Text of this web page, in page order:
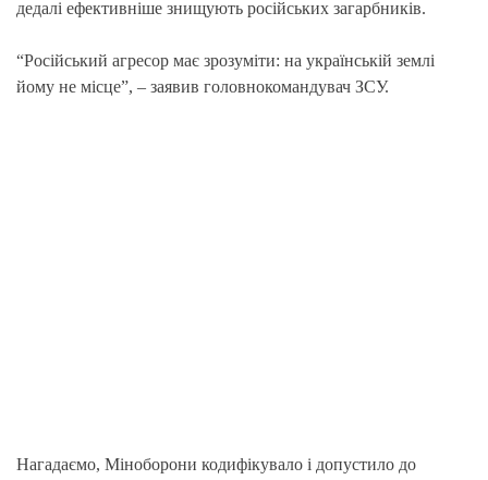
дедалі ефективніше знищують російських загарбників.
“Російський агресор має зрозуміти: на українській землі
йому не місце”, – заявив головнокомандувач ЗСУ.
Нагадаємо, Міноборони кодифікувало і допустило до